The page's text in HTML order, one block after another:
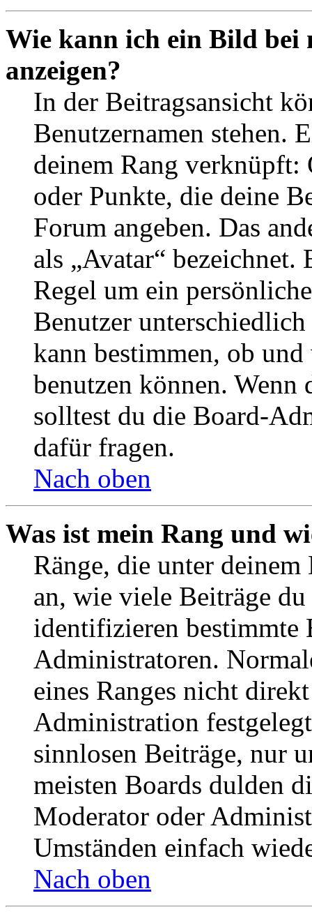
Wie kann ich ein Bild bei
anzeigen?
In der Beitragsansicht
Benutzernamen stehen.
deinem Rang verknüpft:
oder Punkte, die deine
Forum angeben. Das
als „Avatar“
Regel um ein
Benutzer
kann bestimmen, ob
benutzen können. Wenn
solltest du die Board-
dafür fragen.
Nach oben
Was ist mein Rang und
Ränge, die unter deinem
an, wie viele Beiträge
identifizieren bestimmte
Administratoren.
eines Ranges nicht
Administration
sinnlosen Beiträge, nur
meisten Boards dulden
Moderator oder
Umständen einfach
Nach oben